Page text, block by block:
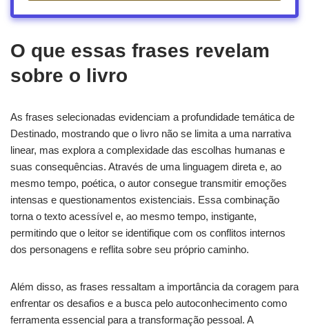
O que essas frases revelam
sobre o livro
As frases selecionadas evidenciam a profundidade temática de
Destinado, mostrando que o livro não se limita a uma narrativa
linear, mas explora a complexidade das escolhas humanas e
suas consequências. Através de uma linguagem direta e, ao
mesmo tempo, poética, o autor consegue transmitir emoções
intensas e questionamentos existenciais. Essa combinação
torna o texto acessível e, ao mesmo tempo, instigante,
permitindo que o leitor se identifique com os conflitos internos
dos personagens e reflita sobre seu próprio caminho.
Além disso, as frases ressaltam a importância da coragem para
enfrentar os desafios e a busca pelo autoconhecimento como
ferramenta essencial para a transformação pessoal. A